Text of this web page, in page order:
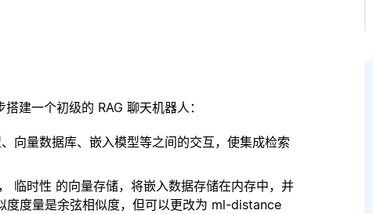
建一个初级的 RAG 聊天机器人：
向量数据库、嵌入模型等之间的交互，使集成检索
临时性 的向量存储，将嵌入数据存储在内存中，并
度度量是余弦相似度，但可以更改为 ml-distance